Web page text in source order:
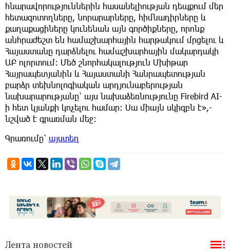
հնարավորություններին հասանելիության դեպքում մեր
հետազոտողները, նորարարները, հիմնադիրները և
քաղաքացիները կունենան այն գործիքները, որոնք
անհրաժեշտ են համաշխարհային հարթակում մրցելու և
Հայաստանը դարձնելու համաշխարհային մակարդակի
ԱԲ ոլորտում։ Մեծ շնորհակալություն Մխիթար
Հայրապետյանին և Հայաստանի Հանրապետության
բարձր տեխնոլոգիական արդյունաբերության
նախարարությանը՝ այս նախաձեռնությունը Firebird AI-
ի հետ կյանքի կոչելու համար։ Սա միայն սկիզբն է»,-
նշված է գրառման մեջ։
Գրառումը՝ այստեղ
Лента новостей